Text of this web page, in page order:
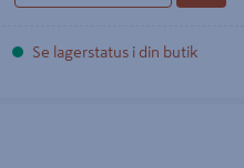
Se lagerstatus i din butik